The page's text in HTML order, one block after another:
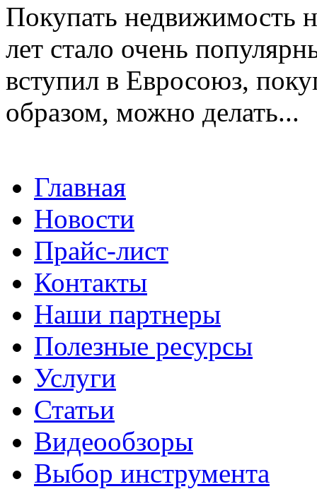
Покупать недвижимость
лет стало очень
вступил в Евросоюз,
образом, можно делать...
Главная
Новости
Прайс-лист
Контакты
Наши партнеры
Полезные ресурсы
Услуги
Статьи
Видеообзоры
Выбор инструмента